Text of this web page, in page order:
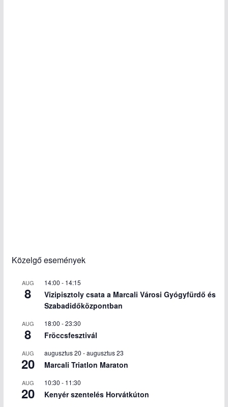
Közelgő események
AUG
8
14:00 - 14:15
Vizipisztoly csata a Marcali Városi Gyógyfürdő és
Szabadidőközpontban
AUG
8
18:00 -23:30
Fröccsfesztivál
AUG
20
augusztus 20 -augusztus 23
Marcali Triatlon Maraton
AUG
20
10:30 - 11:30
Kenyér szentelés Horvátkúton